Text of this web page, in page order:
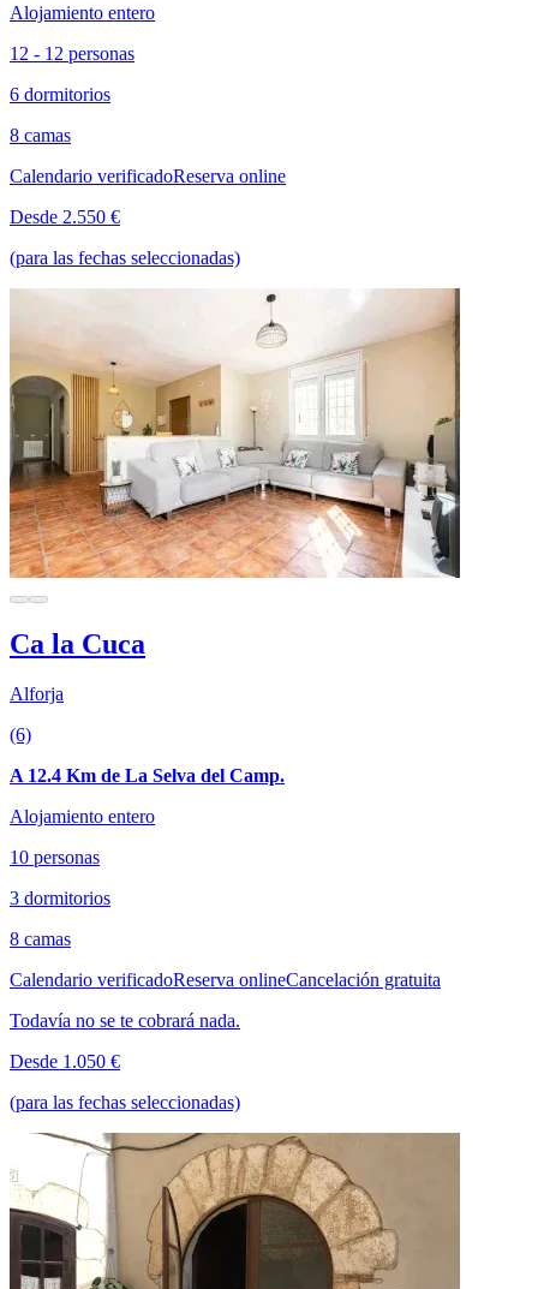
Alojamiento entero
12 - 12 personas
6 dormitorios
8 camas
Calendario verificadoReserva online
Desde 2.550 €
(para las fechas seleccionadas)
Ca la Cuca
Alforja
(6)
A 12.4 Km de La Selva del Camp.
Alojamiento entero
10 personas
3 dormitorios
8 camas
Calendario verificadoReserva onlineCancelación gratuita
Todavía no se te cobrará nada.
Desde 1.050 €
(para las fechas seleccionadas)